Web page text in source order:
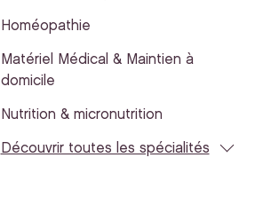
Homéopathie
Matériel Médical & Maintien à
domicile
Nutrition & micronutrition
Découvrir toutes les spécialités